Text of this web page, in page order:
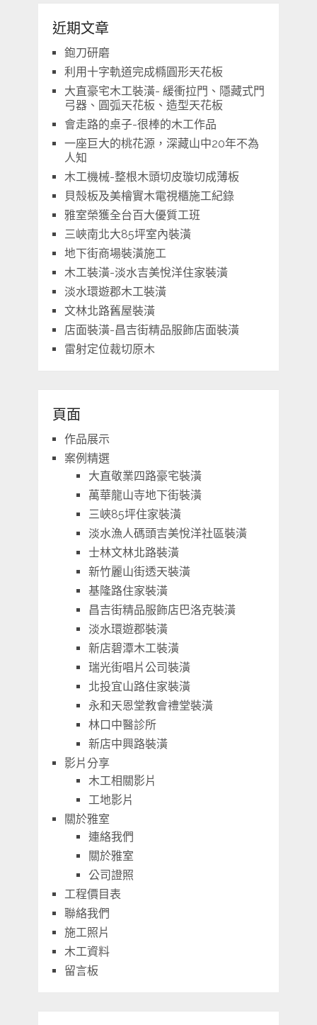
近期文章
鉋刀研磨
利用十字軌道完成橢圓形天花板
大直豪宅木工裝潢- 緩衝拉門、隱藏式門
弓器、圓弧天花板、造型天花板
會走路的桌子-很棒的木工作品
一座巨大的桃花源，深藏山中20年不為
人知
木工機械-整根木頭切皮璇切成薄板
貝殼板及美檜實木電視櫃施工紀錄
雅室榮獲全台百大優質工班
三峽南北大85坪室內裝潢
地下街商場裝潢施工
木工裝潢-淡水吉美悅洋住家裝潢
淡水環遊郡木工裝潢
文林北路舊屋裝潢
店面裝潢-昌吉街精品服飾店面裝潢
雷射定位裁切原木
頁面
作品展示
案例精選
大直敬業四路豪宅裝潢
萬華龍山寺地下街裝潢
三峽85坪住家裝潢
淡水漁人碼頭吉美悅洋社區裝潢
士林文林北路裝潢
新竹麗山街透天裝潢
基隆路住家裝潢
昌吉街精品服飾店巴洛克裝潢
淡水環遊郡裝潢
新店碧潭木工裝潢
瑞光街唱片公司裝潢
北投宜山路住家裝潢
永和天恩堂教會禮堂裝潢
林口中醫診所
新店中興路裝潢
影片分享
木工相關影片
工地影片
關於雅室
連絡我們
關於雅室
公司證照
工程價目表
聯絡我們
施工照片
木工資料
留言板